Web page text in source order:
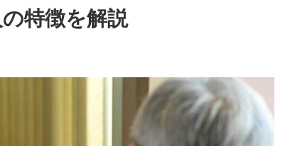
特徴を解説